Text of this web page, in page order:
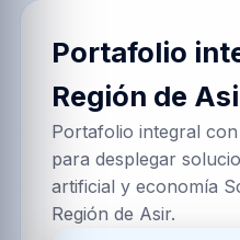
Portafolio
Región de
Portafolio integral
para desplegar
artificial y economía
Región de Asir.